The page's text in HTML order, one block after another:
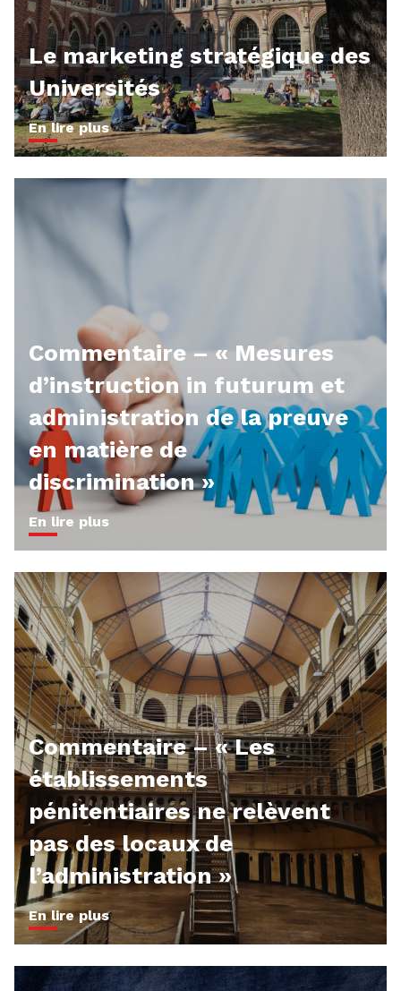
Le marketing stratégique des
Universités
En lire plus
Commentaire – « Mesures
d’instruction in futurum et
administration de la preuve
en matière de
discrimination »
En lire plus
Commentaire – « Les
établissements
pénitentiaires ne relèvent
pas des locaux de
l’administration »
En lire plus